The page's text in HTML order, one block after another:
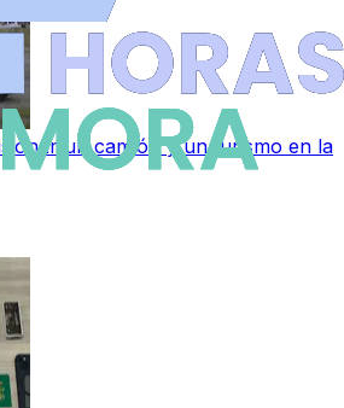
un camión y un turismo en la